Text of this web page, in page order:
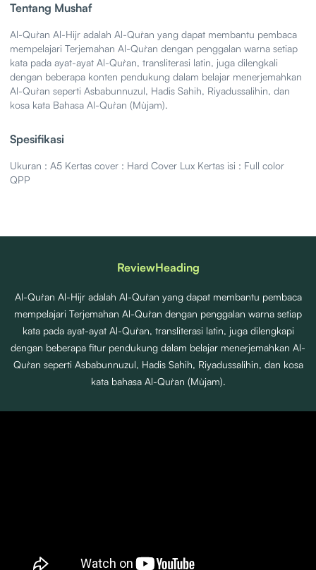
Tentang Mushaf
Al-Qur`an Al-Hijr adalah Al-Qur`an yang dapat membantu pembaca
mempelajari Terjemahan Al-Qur`an dengan penggalan warna setiap
kata pada ayat-ayat Al-Qur`an, transliterasi latin, juga dilengkali
dengan beberapa konten pendukung dalam belajar menerjemahkan
Al-Qur`an seperti Asbabunnuzul, Hadis Sahih, Riyadussalihin, dan
kosa kata Bahasa Al-Qur`an (Mu`jam).
Spesifikasi
Ukuran : A5 Kertas cover : Hard Cover Lux Kertas isi : Full color
QPP
ReviewHeading
Al-Qur`an Al-Hijr adalah Al-Qur`an yang dapat membantu pembaca
mempelajari Terjemahan Al-Qur`an dengan penggalan warna setiap
kata pada ayat-ayat Al-Qur`an, transliterasi latin, juga dilengkapi
dengan beberapa fitur pendukung dalam belajar menerjemahkan Al-
Qur`an seperti Asbabunnuzul, Hadis Sahih, Riyadussalihin, dan kosa
kata bahasa Al-Qur`an (Mu`jam).